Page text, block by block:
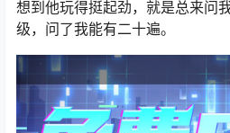
想到他玩得挺起劲，就是总来问
级，问了我能有二十遍。